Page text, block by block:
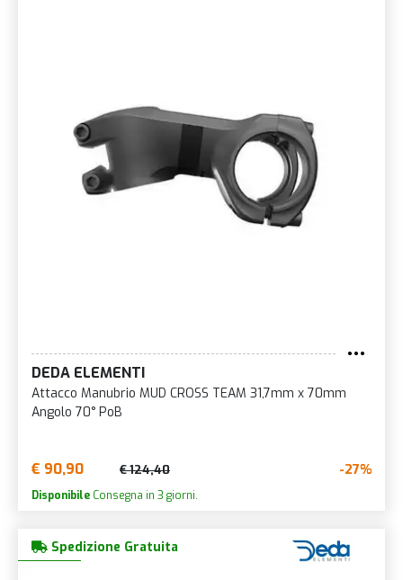
DEDA ELEMENTI
Attacco Manubrio MUD CROSS TEAM 31,7mm x 70mm
Angolo 70° PoB
€ 90,90 € 124,40 -27%
Disponibile Consegna in 3 giorni.
Spedizione Gratuita